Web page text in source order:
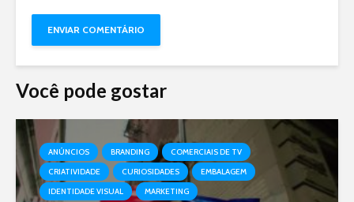
Você pode gostar
ANÚNCIOS BRANDING
COMERCIAIS DE TV
CRIATIVIDADE
CURIOSIDADES
EMBALAGEM
IDENTIDADE VISUAL
MARKETING